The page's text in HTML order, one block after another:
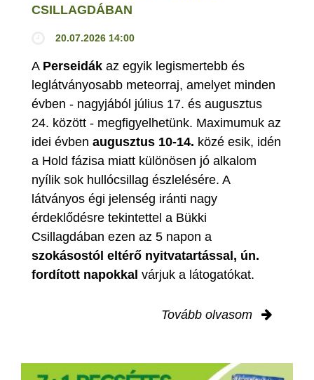
CSILLAGDÁBAN
20.07.2026 14:00
A Perseidák az egyik legismertebb és
leglátványosabb meteorraj, amelyet minden
évben - nagyjából július 17. és augusztus
24. között - megfigyelhetünk. Maximumuk az
idei évben augusztus 10-14. közé esik, idén
a Hold fázisa miatt különösen jó alkalom
nyílik sok hullócsillag észlelésére. A
látványos égi jelenség iránti nagy
érdeklődésre tekintettel a Bükki
Csillagdában ezen az 5 napon a
szokásostól eltérő nyitvatartással, ún.
fordított napokkal várjuk a látogatókat.
Tovább olvasom